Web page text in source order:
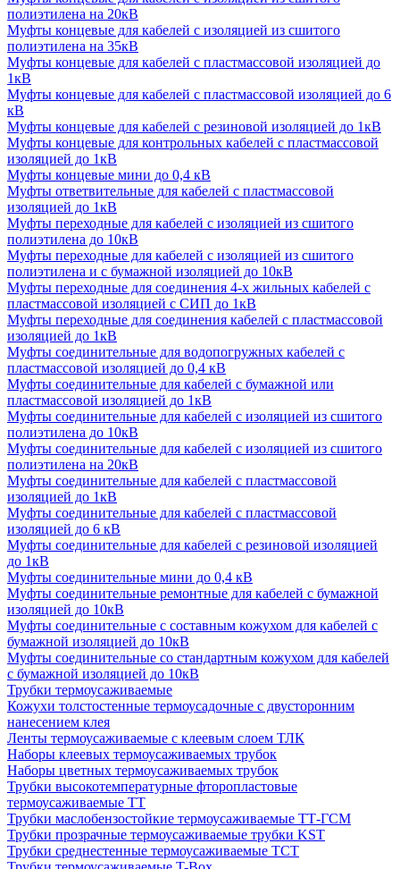
полиэтилена на 20кВ
Муфты концевые для кабелей с изоляцией из сшитого
полиэтилена на 35кВ
Муфты концевые для кабелей с пластмассовой изоляцией до
1кВ
Муфты концевые для кабелей с пластмассовой изоляцией до 6
кВ
Муфты концевые для кабелей с резиновой изоляцией до 1кВ
Муфты концевые для контрольных кабелей с пластмассовой
изоляцией до 1кВ
Муфты концевые мини до 0,4 кВ
Муфты ответвительные для кабелей с пластмассовой
изоляцией до 1кВ
Муфты переходные для кабелей с изоляцией из сшитого
полиэтилена до 10кВ
Муфты переходные для кабелей с изоляцией из сшитого
полиэтилена и с бумажной изоляцией до 10кВ
Муфты переходные для соединения 4-х жильных кабелей с
пластмассовой изоляцией с СИП до 1кВ
Муфты переходные для соединения кабелей с пластмассовой
изоляцией до 1кВ
Муфты соединительные для водопогружных кабелей с
пластмассовой изоляцией до 0,4 кВ
Муфты соединительные для кабелей с бумажной или
пластмассовой изоляцией до 1кВ
Муфты соединительные для кабелей с изоляцией из сшитого
полиэтилена до 10кВ
Муфты соединительные для кабелей с изоляцией из сшитого
полиэтилена на 20кВ
Муфты соединительные для кабелей с пластмассовой
изоляцией до 1кВ
Муфты соединительные для кабелей с пластмассовой
изоляцией до 6 кВ
Муфты соединительные для кабелей с резиновой изоляцией
до 1кВ
Муфты соединительные мини до 0,4 кВ
Муфты соединительные ремонтные для кабелей с бумажной
изоляцией до 10кВ
Муфты соединительные с составным кожухом для кабелей с
бумажной изоляцией до 10кВ
Муфты соединительные со стандартным кожухом для кабелей
с бумажной изоляцией до 10кВ
Трубки термоусаживаемые
Кожухи толстостенные термоусадочные с двусторонним
нанесением клея
Ленты термоусаживаемые с клеевым слоем ТЛК
Наборы клеевых термоусаживаемых трубок
Наборы цветных термоусаживаемых трубок
Трубки высокотемпературные фторопластовые
термоусаживаемые ТТ
Трубки маслобензостойкие термоусаживаемые ТТ-ГСМ
Трубки прозрачные термоусаживаемые трубки KST
Трубки среднестенные термоусаживаемые ТСТ